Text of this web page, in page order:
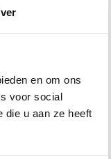
en om ons
voor social
die u aan ze heeft